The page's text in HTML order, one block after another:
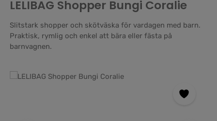
Genomsnittligt betyg på 0 av 5 stjärnor
LELIBAG Shopper Bungi Coralie
Slitstark shopper och skötväska för vardagen med barn.
Praktisk, rymlig och enkel att bära eller fästa på
barnvagnen.
Hoppa över bildgalleri